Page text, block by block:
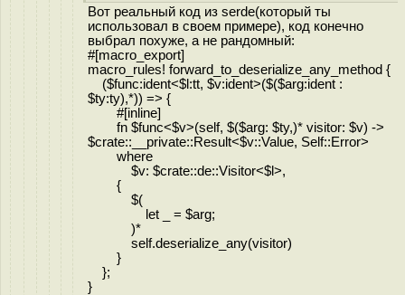
Вот реальный код из serde(который ты
использовал в своем примере), код конечно
выбрал похуже, а не рандомный:
#[macro_export]
macro_rules! forward_to_deserialize_any_method {
($func:ident<$l:tt, $v:ident>($($arg:ident :
$ty:ty),*)) => {
#[inline]
fn $func<$v>(self, $($arg: $ty,)* visitor: $v) ->
$crate::__private::Result<$v::Value, Self::Error>
where
$v: $crate::de::Visitor<$l>,
{
$(
let _ = $arg;
)*
self.deserialize_any(visitor)
}
};
}